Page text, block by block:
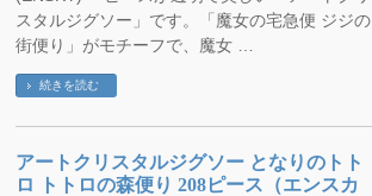
スタルジグソー」です。「魔女の宅急便 ジジの
街便り」がモチーフで、魔女 …
続きを読む
アートクリスタルジグソー となりのトト
ロ トトロの森便り 208ピース（エンスカ